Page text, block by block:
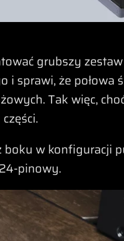
grubszy
sprawi, że połowa
Tak więc,
w konfiguracji
pinowy.